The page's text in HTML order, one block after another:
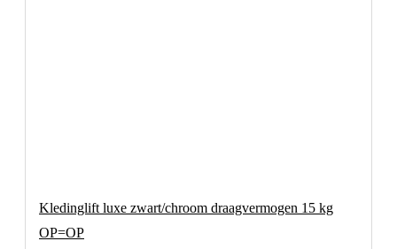
Kledinglift luxe zwart/chroom draagvermogen 15 kg
OP=OP